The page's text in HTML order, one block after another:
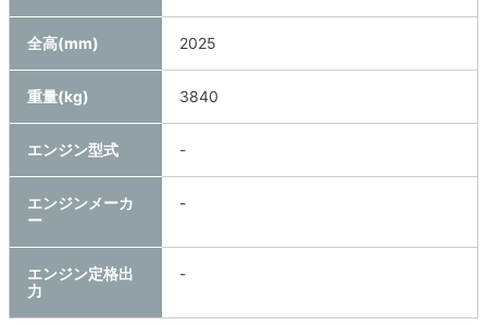
全高(mm) 2025
重量(kg) 3840
エンジン型式 -
エンジンメーカ
ー
-
エンジン定格出
力
-